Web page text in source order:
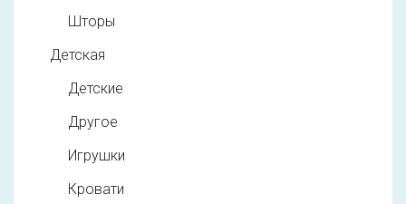
Шторы
Детская
Детские
Другое
Игрушки
Кровати